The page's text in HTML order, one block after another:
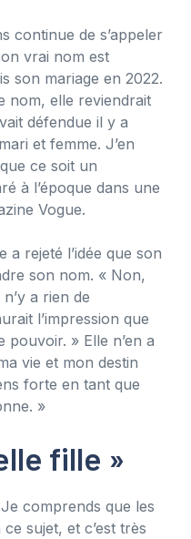
continue de s’appeler
vrai nom est
son mariage en 2022.
nom, elle reviendrait
défendue il y a
et femme. J’en
ce soit un
à l’époque dans une
Vogue.
a rejeté l’idée que son
son nom. « Non,
a rien de
l’impression que
pouvoir. » Elle n’en a
vie et mon destin
forte en tant que
»
fille »
comprends que les
sujet, et c’est très